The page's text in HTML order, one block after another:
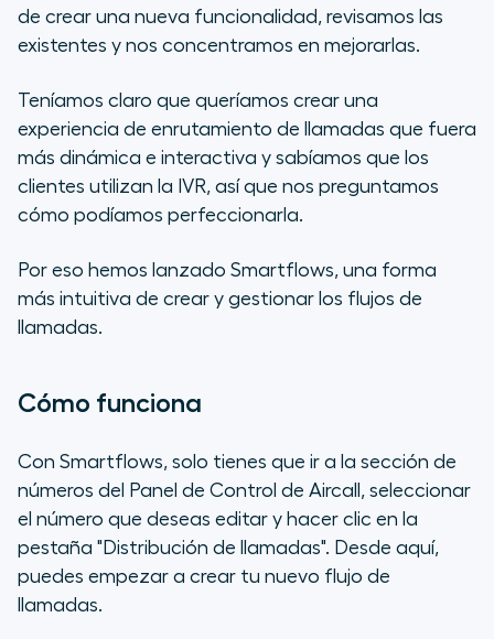
Caso práctico: Voyage Ventures
de crear una nueva funcionalidad, revisamos las
existentes y nos concentramos en mejorarlas.
Teníamos claro que queríamos crear una
experiencia de enrutamiento de llamadas que fuera
más dinámica e interactiva y sabíamos que los
clientes utilizan la IVR, así que nos preguntamos
cómo podíamos perfeccionarla.
Por eso hemos lanzado Smartflows, una forma
más intuitiva de crear y gestionar los flujos de
llamadas.
Cómo funciona
Con Smartflows, solo tienes que ir a la sección de
números del Panel de Control de Aircall, seleccionar
el número que deseas editar y hacer clic en la
pestaña "Distribución de llamadas". Desde aquí,
puedes empezar a crear tu nuevo flujo de
llamadas.